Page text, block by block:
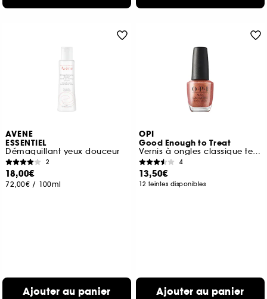
AVENE
ESSENTIEL
Démaquillant yeux douceur
2
18,00€
72,00€ / 100ml
Ajouter au panier
OPI
Good Enough to Treat
Vernis à ongles classique tenue jusqu'à 7 jours
4
13,50€
12 teintes disponibles
Ajouter au panier